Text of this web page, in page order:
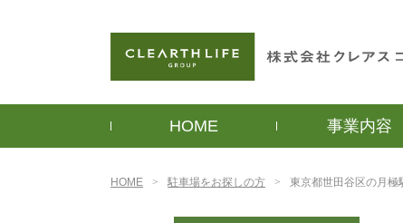
HOME 事業内容
HOME 駐車場をお探しの方 東京都世田谷区の月極